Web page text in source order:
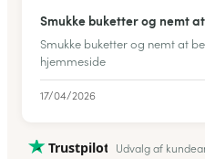
Smukke buketter og nemt
Smukke buketter og nemt at
hjemmeside
17/04/2026
Trustpilot Udvalg af